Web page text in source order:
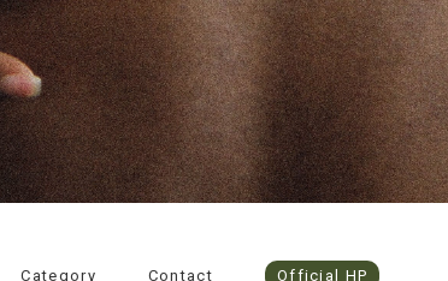
Category Contact Official HP